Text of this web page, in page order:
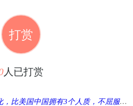
打赏
人已打赏
中国拥有3个人质，不屈服于特朗普总统的压力 ...